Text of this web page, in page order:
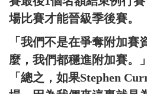
場比賽才能晉級季後賽。
「我們不是在爭奪附加賽
麼，我們都穩進附加賽。
「總之，如果Stephen